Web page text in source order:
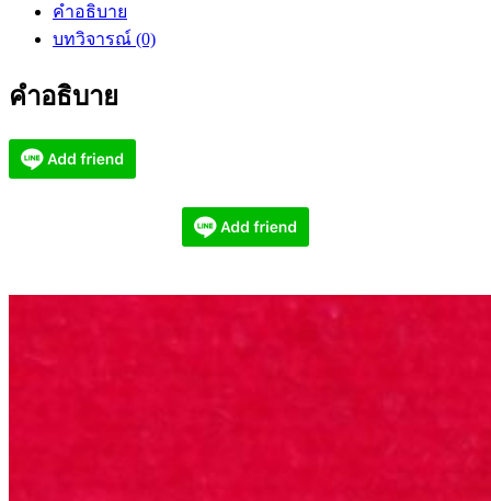
คำอธิบาย
บทวิจารณ์ (0)
คำอธิบาย